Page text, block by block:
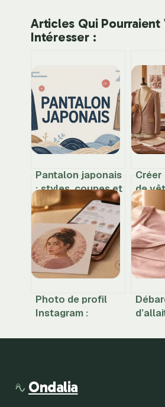
Articles Qui Pourraient
Intéresser :
Pantalon japonais
: styles, coupes et
codes pour un
look réussi
Créer
de
étapes
pour
vos
Photo de profil
Instagram :
4 règles pour une
Ondalia